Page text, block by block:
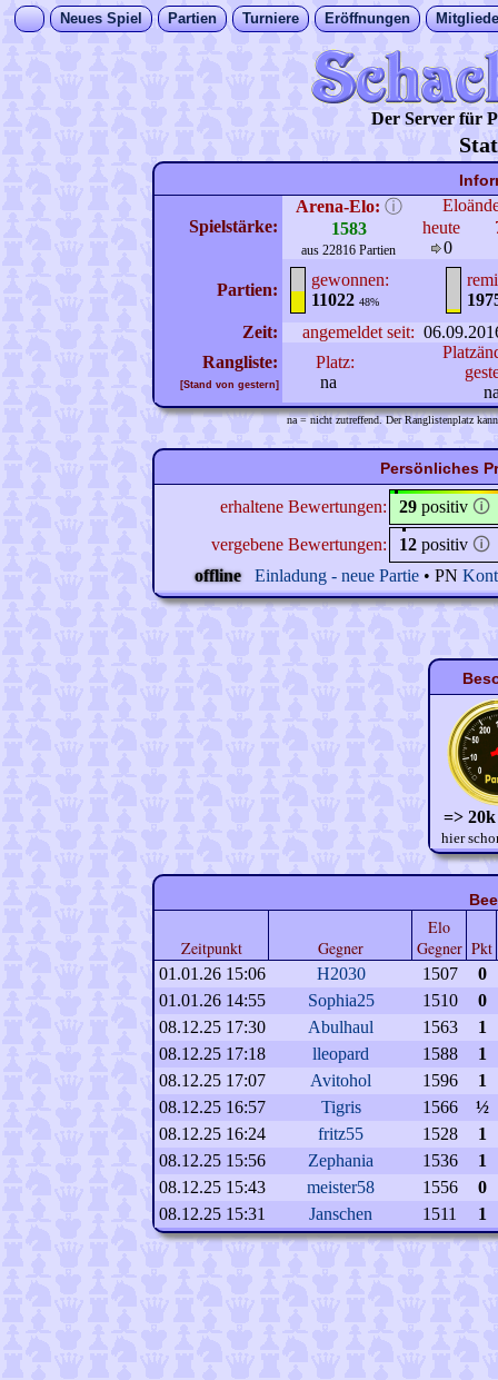
Neues Spiel Partien Turniere Eröffnungen
Der Server für
Spielstärke:
Arena-Elo: ⓘ
1583
aus 22816 Partien
heute
0
Partien:
gewonnen:
11022 48%
Zeit:
angemeldet seit:
Rangliste:
[Stand von gestern]
Platz:
na
na = nicht zutreffend. Der Ranglistenplatz
Persönliches
erhaltene Bewertungen: 29 positiv 🛈
vergebene Bewertungen:
12 positiv 🛈
offline
Einladung - neue Partie • PN
=>
hier
Zeitpunkt Gegner
Elo
Gegner Pkt
01.01.26 15:06 H2030 1507
0
01.01.26 14:55
Sophia25 1510
0
08.12.25 17:30
Abulhaul 1563
1
08.12.25 17:18
lleopard 1588
1
08.12.25 17:07
Avitohol 1596
1
08.12.25 16:57
Tigris 1566
½
08.12.25 16:24
fritz55 1528
1
08.12.25 15:56
Zephania 1536
1
08.12.25 15:43
meister58 1556
0
08.12.25 15:31
Janschen 1511 1